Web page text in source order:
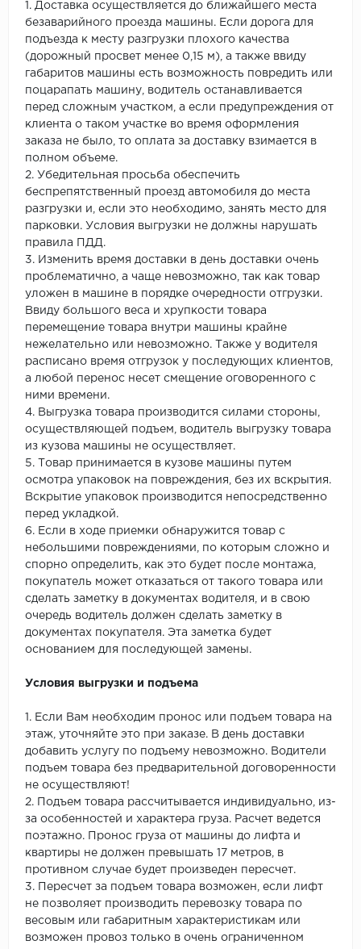
1. Доставка осуществляется до ближайшего места
безаварийного проезда машины. Если дорога для
подъезда к месту разгрузки плохого качества
(дорожный просвет менее 0,15 м), а также ввиду
габаритов машины есть возможность повредить или
поцарапать машину, водитель останавливается
перед сложным участком, а если предупреждения от
клиента о таком участке во время оформления
заказа не было, то оплата за доставку взимается в
полном объеме.
2. Убедительная просьба обеспечить
беспрепятственный проезд автомобиля до места
разгрузки и, если это необходимо, занять место для
парковки. Условия выгрузки не должны нарушать
правила ПДД.
3. Изменить время доставки в день доставки очень
проблематично, а чаще невозможно, так как товар
уложен в машине в порядке очередности отгрузки.
Ввиду большого веса и хрупкости товара
перемещение товара внутри машины крайне
нежелательно или невозможно. Также у водителя
расписано время отгрузок у последующих клиентов,
а любой перенос несет смещение оговоренного с
ними времени.
4. Выгрузка товара производится силами стороны,
осуществляющей подъем, водитель выгрузку товара
из кузова машины не осуществляет.
5. Товар принимается в кузове машины путем
осмотра упаковок на повреждения, без их вскрытия.
Вскрытие упаковок производится непосредственно
перед укладкой.
6. Если в ходе приемки обнаружится товар с
небольшими повреждениями, по которым сложно и
спорно определить, как это будет после монтажа,
покупатель может отказаться от такого товара или
сделать заметку в документах водителя, и в свою
очередь водитель должен сделать заметку в
документах покупателя. Эта заметка будет
основанием для последующей замены.
Условия выгрузки и подъема
1. Если Вам необходим пронос или подъем товара на
этаж, уточняйте это при заказе. В день доставки
добавить услугу по подъему невозможно. Водители
подъем товара без предварительной договоренности
не осуществляют!
2. Подъем товара рассчитывается индивидуально, из-
за особенностей и характера груза. Расчет ведется
поэтажно. Пронос груза от машины до лифта и
квартиры не должен превышать 17 метров, в
противном случае будет произведен пересчет.
3. Пересчет за подъем товара возможен, если лифт
не позволяет производить перевозку товара по
весовым или габаритным характеристикам или
возможен провоз только в очень ограниченном